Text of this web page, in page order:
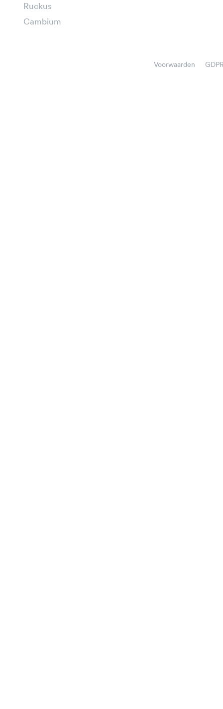
Ruckus
Cambium
Voorwaarden